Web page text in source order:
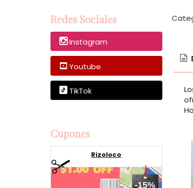
Redes Sociales
Instagram
Youtube
TikTok
Cupones
Rizoloco
-15%